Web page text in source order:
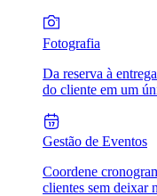
Fotografia
Da reserva à
do cliente em um
Gestão de Eventos
Coordene
clientes sem deixar